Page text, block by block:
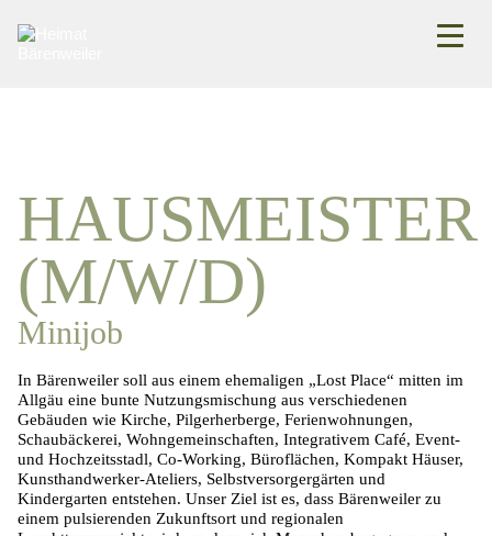
HAUSMEISTER
(M/W/D)
Minijob
In Bärenweiler soll aus einem ehemaligen „Lost Place“ mitten im
Allgäu eine bunte Nutzungsmischung aus verschiedenen
Gebäuden wie Kirche, Pilgerherberge, Ferienwohnungen,
Schaubäckerei, Wohngemeinschaften, Integrativem Café, Event-
und Hochzeitsstadl, Co-Working, Büroflächen, Kompakt Häuser,
Kunsthandwerker-Ateliers, Selbstversorgergärten und
Kindergarten entstehen. Unser Ziel ist es, dass Bärenweiler zu
einem pulsierenden Zukunftsort und regionalen